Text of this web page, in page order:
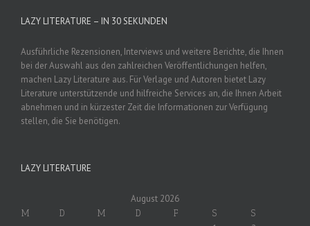
LAZY LITERATURE – IN 30 SEKUNDEN
Ausführliche Rezensionen, Interviews und weitere Berichte, die Ihnen
bei der Auswahl aus den zahlreichen Veröffentlichungen helfen,
machen Lazy Literature aus. Für Verlage und Autoren bietet Lazy
Literature unterstützende und hilfreiche Services an, die Ihnen Arbeit
abnehmen und in kürzester Zeit die Informationen zur Verfügung
stellen, die Sie benötigen.
LAZY LITERATURE
August 2026
M D M D F S S